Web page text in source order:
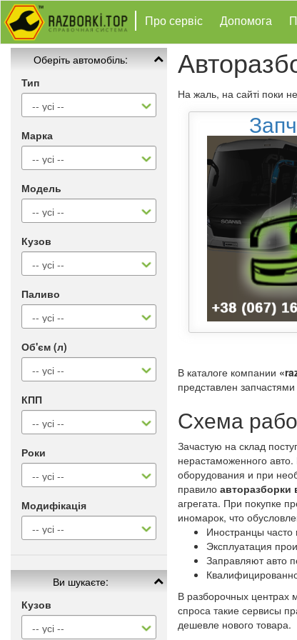
Про сервіс Допомога
Оберіть автомобіль:
Тип
Марка
Модель
Кузов
Паливо
Об'єм (л)
КПП
Роки
Модифікація
Ви шукаєте:
Кузов
На жаль, на сайті поки
В каталоге компании
представлен
Схема
Зачастую на склад
нерастаможенного
оборудования и при
правило авторазборки
агрегата. При покупке
иномарок, что
Иностранцы
Эксплуатация
Заправляют авто
В разборочных центрах
спроса такие сервисы
дешевле нового товара.